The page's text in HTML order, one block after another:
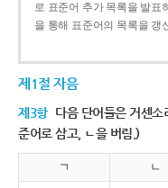
로 표준어 추가 목록을 발표
을 통해 표준어의 목록을 갱
제1절 자음
제3항 다음 단어들은 거센
준어로 삼고, ㄴ을 버림.)
ㄱ ㄴ